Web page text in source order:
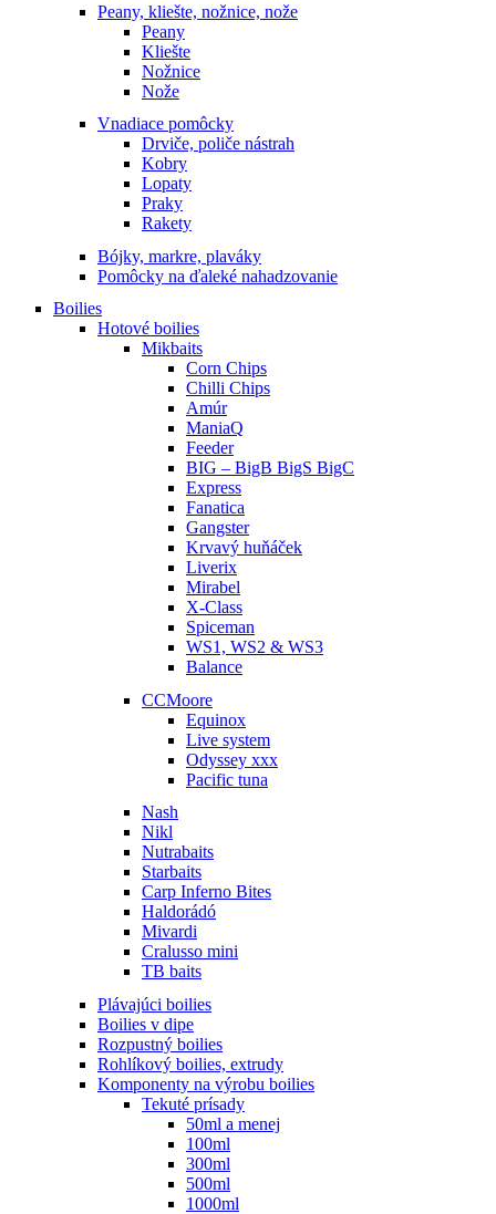
Peany, kliešte, nožnice, nože
Peany
Kliešte
Nožnice
Nože
Vnadiace pomôcky
Drviče, poliče nástrah
Kobry
Lopaty
Praky
Rakety
Bójky, markre, plaváky
Pomôcky na ďaleké nahadzovanie
Boilies
Hotové boilies
Mikbaits
Corn Chips
Chilli Chips
Amúr
ManiaQ
Feeder
BIG – BigB BigS BigC
Express
Fanatica
Gangster
Krvavý huňáček
Liverix
Mirabel
X-Class
Spiceman
WS1, WS2 & WS3
Balance
CCMoore
Equinox
Live system
Odyssey xxx
Pacific tuna
Nash
Nikl
Nutrabaits
Starbaits
Carp Inferno Bites
Haldorádó
Mivardi
Cralusso mini
TB baits
Plávajúci boilies
Boilies v dipe
Rozpustný boilies
Rohlíkový boilies, extrudy
Komponenty na výrobu boilies
Tekuté prísady
50ml a menej
100ml
300ml
500ml
1000ml